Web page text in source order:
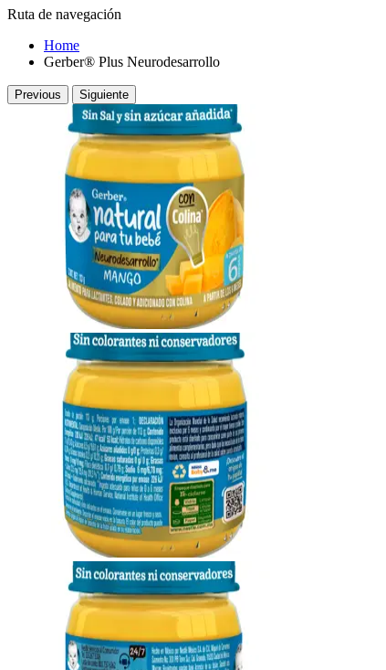
Ruta de navegación
Home
Gerber® Plus Neurodesarrollo​
Previous Siguiente